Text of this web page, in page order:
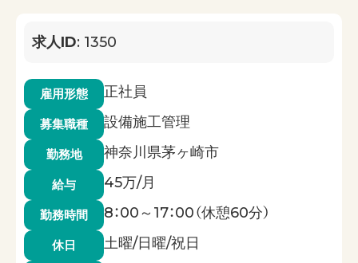
求人ID: 1350
雇用形態 正社員
募集職種 設備施工管理
勤務地 神奈川県茅ヶ崎市
給与 45万/月
勤務時間 8：00～17：00（休憩60分）
休日 土曜/日曜/祝日